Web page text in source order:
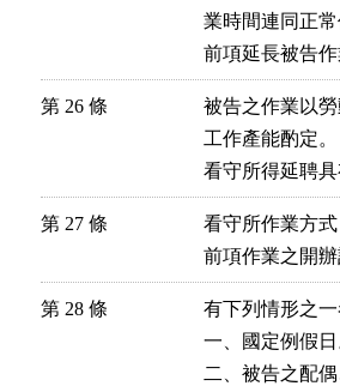
業時間連同正
前項延長被告
第 26 條
被告之作業以
工作產能酌定。
看守所得延聘
第 27 條
看守所作業方
前項作業之開
第 28 條
有下列情形之
一、國定例假日
二、被告之配